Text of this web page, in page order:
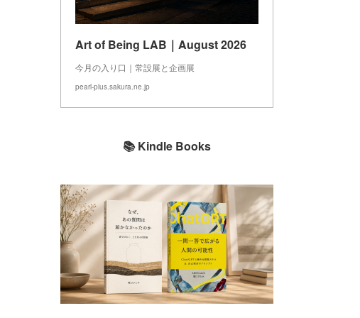
Art of Being LAB｜August 2026
今月の入り口｜常設展と企画展
pearl-plus.sakura.ne.jp
📚 Kindle Books